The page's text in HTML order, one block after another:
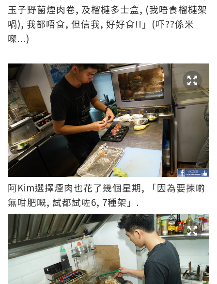
玉子野菌煙肉卷, 及榴槤多士盒, (我唔食榴槤架
喎), 我都唔食, 但信我, 好好食!! 」 (吓??係米
㗎...)
阿Kim選擇煙肉也花了幾個星期 ,
「因為要揀啲
無咁肥嘅, 試都試咗6, 7種架」 .